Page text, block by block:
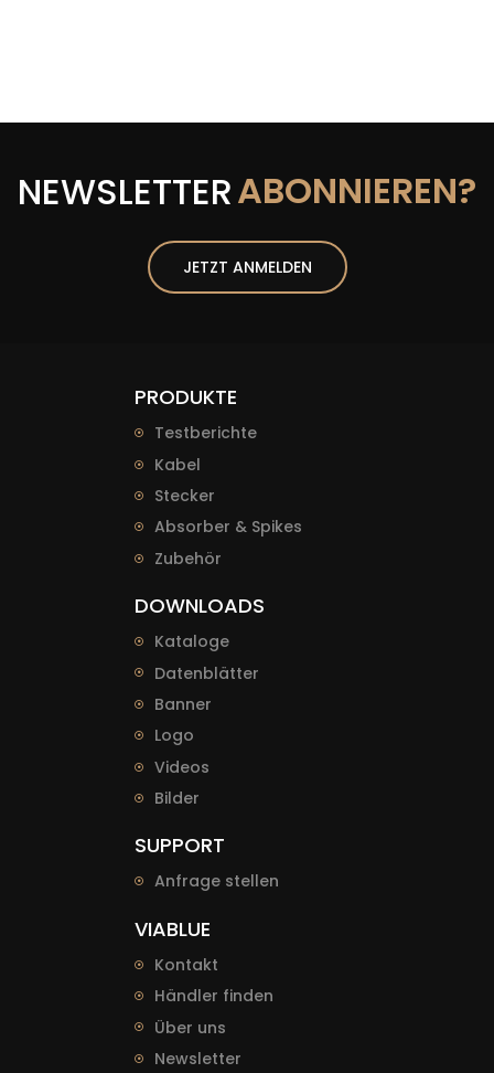
NEWSLETTERABONNIEREN?
JETZT ANMELDEN
PRODUKTE
Testberichte
Kabel
Stecker
Absorber & Spikes
Zubehör
DOWNLOADS
Kataloge
Datenblätter
Banner
Logo
Videos
Bilder
SUPPORT
Anfrage stellen
VIABLUE
Kontakt
Händler finden
Über uns
Newsletter